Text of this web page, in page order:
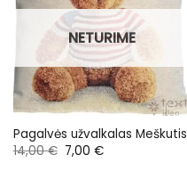
NETURIME
Pagalvės užvalkalas Meškutis
14,00€ Original
price
7,00 €Current